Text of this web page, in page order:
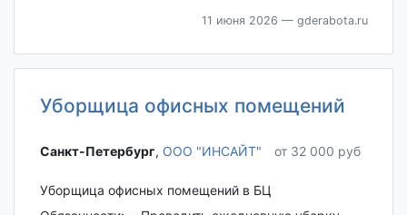
11 июня 2026 — gderabota.ru
Уборщица офисных помещений
Санкт-Петербург‎, ООО "ИНСАЙТ" от 32 000 руб
Уборщица офисных помещений в БЦ